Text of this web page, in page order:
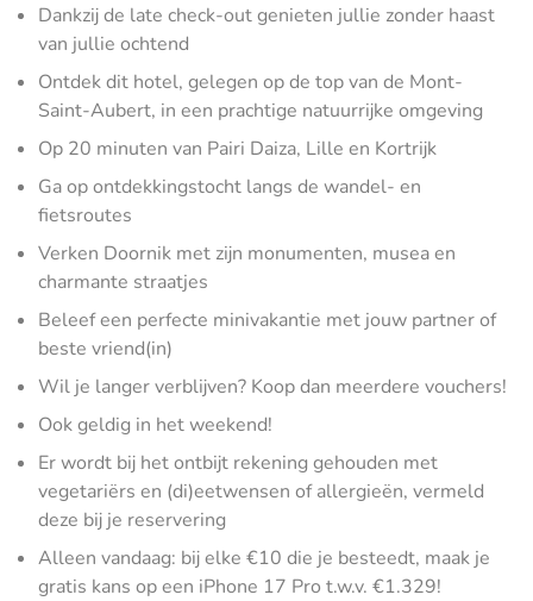
Dankzij de late check-out genieten jullie zonder haast
van jullie ochtend
Ontdek dit hotel, gelegen op de top van de Mont-
Saint-Aubert, in een prachtige natuurrijke omgeving
Op 20 minuten van Pairi Daiza, Lille en Kortrijk
Ga op ontdekkingstocht langs de wandel- en
fietsroutes
Verken Doornik met zijn monumenten, musea en
charmante straatjes
Beleef een perfecte minivakantie met jouw partner of
beste vriend(in)
Wil je langer verblijven? Koop dan meerdere vouchers!
Ook geldig in het weekend!
Er wordt bij het ontbijt rekening gehouden met
vegetariërs en (di)eetwensen of allergieën, vermeld
deze bij je reservering
Alleen vandaag: bij elke €10 die je besteedt, maak je
gratis kans op een iPhone 17 Pro t.w.v. €1.329!